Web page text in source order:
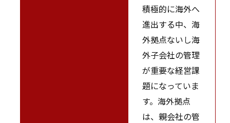
積極的に海外へ
進出する中、海
外拠点ないし海
外子会社の管理
が重要な経営課
題になっていま
す。海外拠点
は、親会社の管